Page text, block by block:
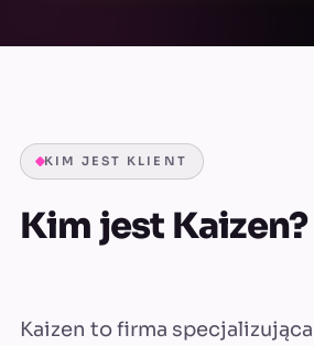
KIM JEST KLIENT
Kim jest Kaizen?
Kaizen to firma